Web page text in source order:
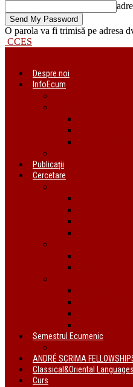
O parola va fi trimisă pe adresa
CCES
Despre noi
InfoEcum
Publicații
Cercetare
Semestrul Ecumenic
ANDRÉ SCRIMA
Classical&Oriental Languages
Curs